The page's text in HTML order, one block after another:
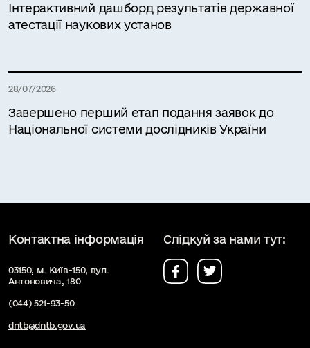
Інтерактивний дашборд результатів державної
атестації наукових установ
28/07/2026
Завершено перший етап подання заявок до
Національної системи дослідників України
Контактна інформація
03150, м. Київ-150, вул.
Антоновича, 180
(044) 521-93-50
dntb@dntb.gov.ua
Слідкуй за нами тут: